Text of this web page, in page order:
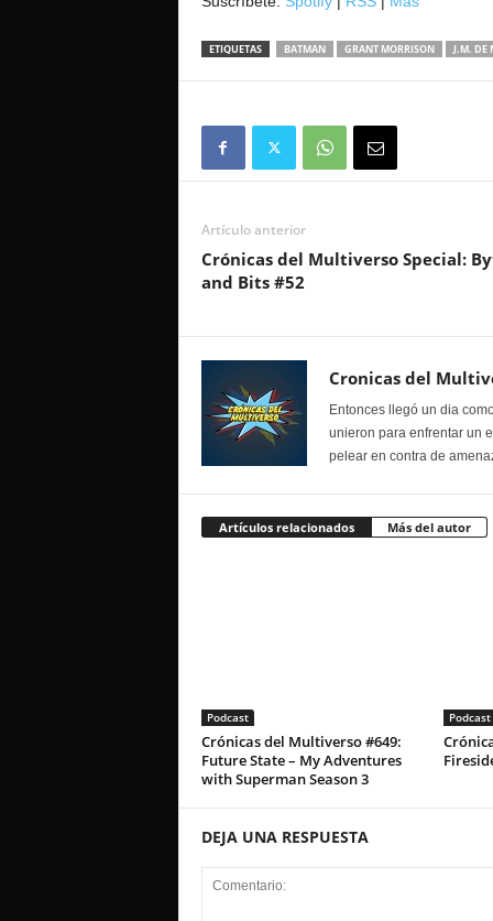
ETIQUETAS BATMAN GRANT MORRISON J.M. DE
Artículo anterior
Crónicas del Multiverso Special:
and Bits #52
Cronicas del
Entonces llegó un dia
unieron para enfrentar un
pelear en contra de
Artículos relacionados Más del autor
Podcast
Crónicas del Multiverso #649:
Future State – My Adventures
with Superman Season 3
Podcast
DEJA UNA RESPUESTA